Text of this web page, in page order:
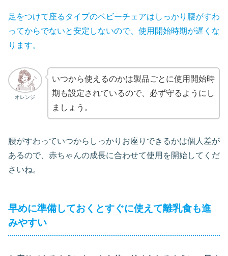
足をつけて座るタイプのベビーチェアはしっかり腰がすわ
ってからでないと安定しないので、使用開始時期が遅くな
ります。
オレンジ
いつから使えるのかは製品ごとに使用開始時
期も設定されているので、必ず守るようにし
ましょう。
腰がすわっていつからしっかりお座りできるかは個人差が
あるので、赤ちゃんの成長に合わせて使用を開始してくだ
さいね。
早めに準備しておくとすぐに使えて離乳食も進
みやすい